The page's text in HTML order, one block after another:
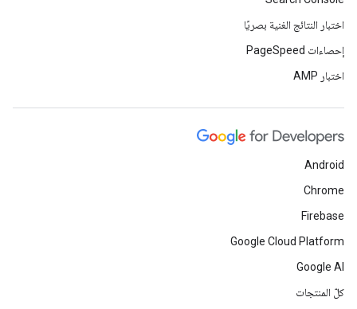
اختبار النتائج الغنية بصريًا
إحصاءات PageSpeed
اختبار AMP
Android
Chrome
Firebase
Google Cloud Platform
Google AI
كلّ المنتجات